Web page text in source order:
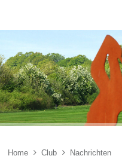
Home  Club  Nachrichten